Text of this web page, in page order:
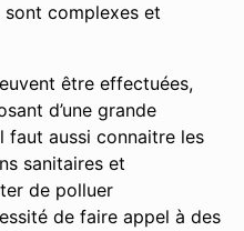
complexes et
être effectuées,
d’une grande
faut aussi connaitre les
sanitaires et
de polluer
de faire appel à des